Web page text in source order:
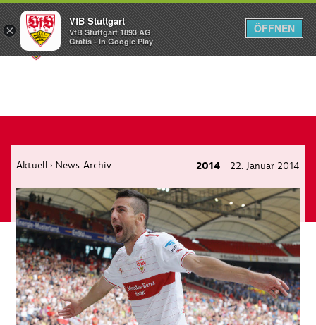
Menü
Aktuell › News-Archiv 2014 22. Januar 2014
×
VfB Stuttgart
VfB Stuttgart 1893 AG
Gratis - In Google Play
ÖFFNEN